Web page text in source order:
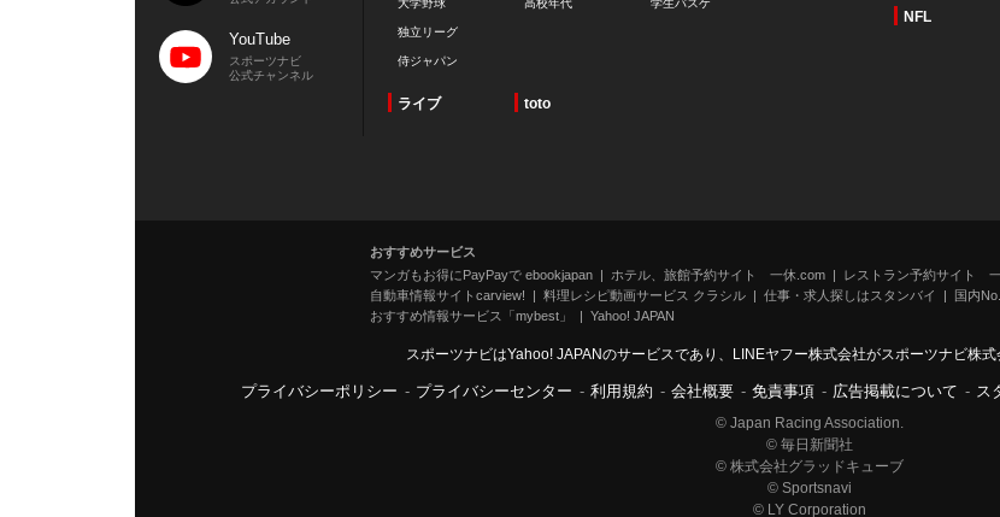
YouTube
スポーツナビ
公式チャンネル
大学野球
独立リーグ
侍ジャパン
高校年代 学生バスケ
NFL
ライブ toto
おすすめサービス
マンガもお得にPayPayで ebookjapan
ホテル、旅館予約サイト 一休.com
レストラン予約サイト
自動車情報サイトcarview!
料理レシピ動画サービス クラシル 仕事・求人探しはスタンバイ
国内
おすすめ情報サービス「mybest」
Yahoo! JAPAN
スポーツナビはYahoo! JAPANのサービスであり、LINEヤフー株式会社がスポーツナビ株式
プライバシーポリシー - プライバシーセンター - 利用規約 - 会社概要 - 免責事項 - 広告掲載について - ス
© Japan Racing Association.
© 毎日新聞社
© 株式会社グラッドキューブ
© Sportsnavi
© LY Corporation